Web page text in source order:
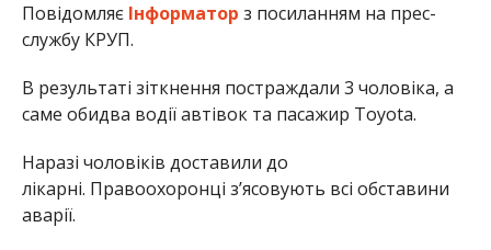
Повідомляє Інформатор з посиланням на прес-
службу КРУП.
В результаті зіткнення постраждали 3 чоловіка, а
саме обидва водії автівок та пасажир Toyota.
Наразі чоловіків доставили до
лікарні. Правоохоронці з’ясовують всі обставини
аварії.